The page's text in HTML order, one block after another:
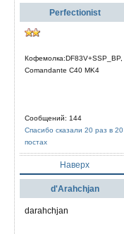
Perfectionist
Кофемолка:DF83V+SSP_BP,
Comandante C40 MK4
Сообщений: 144
Спасибо сказали 20 раз в 20
постах
Наверх
d'Arahchjan
darahchjan